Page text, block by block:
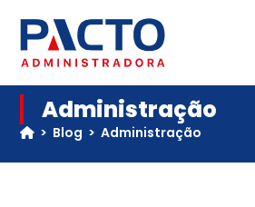
Administração
> Blog > Administração